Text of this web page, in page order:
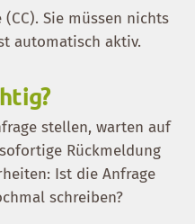
Sie müssen nichts
automatisch aktiv.
stellen, warten auf
Rückmeldung
Ist die Anfrage
schreiben?